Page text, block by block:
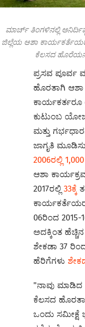
ಮಾರ್ಚ್‌ ತಿಂಗಳಿನಲ್ಲಿ
ಜಿಲ್ಲೆಯ ಆಶಾ
ಕೆಲಸದ
ಪ್ರಸವ ಪೂರ್ವ‌
ಹೊರತಾಗಿ
ಕಾರ್ಯಕರ್ತರೂ
ಕುಟುಂಬ
ಮತ್ತು
ಜಾಗೃತಿ
2006ರಲ್ಲಿ
ಆಶಾ
2017ರಲ್ಲಿ33ಕ್ಕೆ
ಕಾರ್ಯಕರ್ತೆಯರ
06ರಿಂದ 2015-
ಅದಕ್ಕಿಂತ
ಶೇಕಡಾ 37
ಹೆರಿಗೆಗಳು
"ನಾವು
ಕೆಲಸದ
ಒಂದು ಸಮೀಕ್ಷೆ